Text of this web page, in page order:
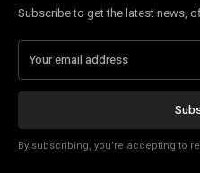
Subscribe to get the latest news,
By subscribing, you're accepting to